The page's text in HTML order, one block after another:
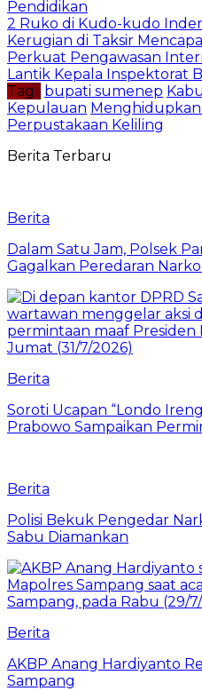
Pendidikan
2 Ruko di Kudo-kudo
Kerugian di Taksir
Perkuat Pengawasan
Lantik Kepala Inspektorat
Tag : bupati sumenep
Kepulauan
Perpustakaan Keliling
Berita Terbaru
Berita
Dalam Satu Jam, Polsek
Gagalkan Peredaran
Berita
Soroti Ucapan “Londo
Prabowo Sampaikan
Berita
Polisi Bekuk Pengedar
Sabu Diamankan
Berita
AKBP Anang Hardiyanto
Sampang